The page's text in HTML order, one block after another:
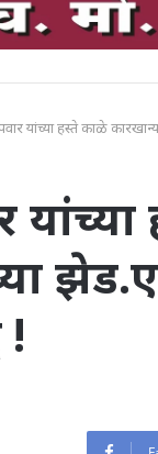
यांच्या हस्ते काळे
!